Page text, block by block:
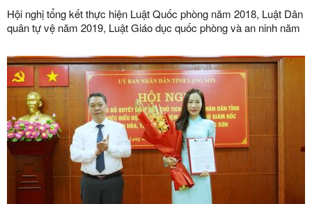
Hội nghị tổng kết thực hiện Luật Quốc phòng năm 2018, Luật Dân
quân tự vệ năm 2019, Luật Giáo dục quốc phòng và an ninh năm